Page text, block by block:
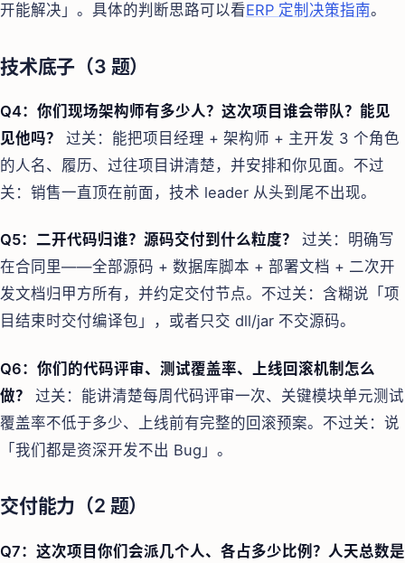
开能解决」。具体的判断思路可以看ERP 定制决策指南。
技术底子（3 题）
Q4：你们现场架构师有多少人？这次项目谁会带队？能见
见他吗？
过关：能把项目经理 + 架构师 + 主开发 3 个角色
的人名、履历、过往项目讲清楚，并安排和你见面。不过
关：销售一直顶在前面，技术 leader 从头到尾不出现。
Q5：二开代码归谁？源码交付到什么粒度？
过关：明确写
在合同里——全部源码 + 数据库脚本 + 部署文档 + 二次开
发文档归甲方所有，并约定交付节点。不过关：含糊说「项
目结束时交付编译包」，或者只交 dll/jar 不交源码。
Q6：你们的代码评审、测试覆盖率、上线回滚机制怎么
做？
过关：能讲清楚每周代码评审一次、关键模块单元测试
覆盖率不低于多少、上线前有完整的回滚预案。不过关：说
「我们都是资深开发不出 Bug」。
交付能力（2 题）
Q7：这次项目你们会派几个人、各占多少比例？人天总数是